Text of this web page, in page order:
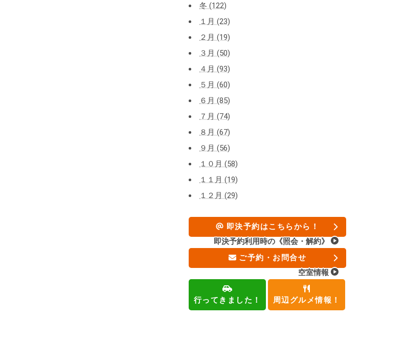
冬 (122)
１月 (23)
２月 (19)
３月 (50)
４月 (93)
５月 (60)
６月 (85)
７月 (74)
８月 (67)
９月 (56)
１０月 (58)
１１月 (19)
１２月 (29)
即決予約はこちらから！
即決予約利用時の《照会・解約》
ご予約・お問合せ
空室情報
行ってきました！ 周辺グルメ情報！